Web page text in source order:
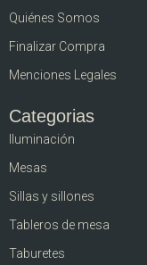
Quiénes Somos
Finalizar Compra
Menciones Legales
Categorias
Iluminación
Mesas
Sillas y sillones
Tableros de mesa
Taburetes